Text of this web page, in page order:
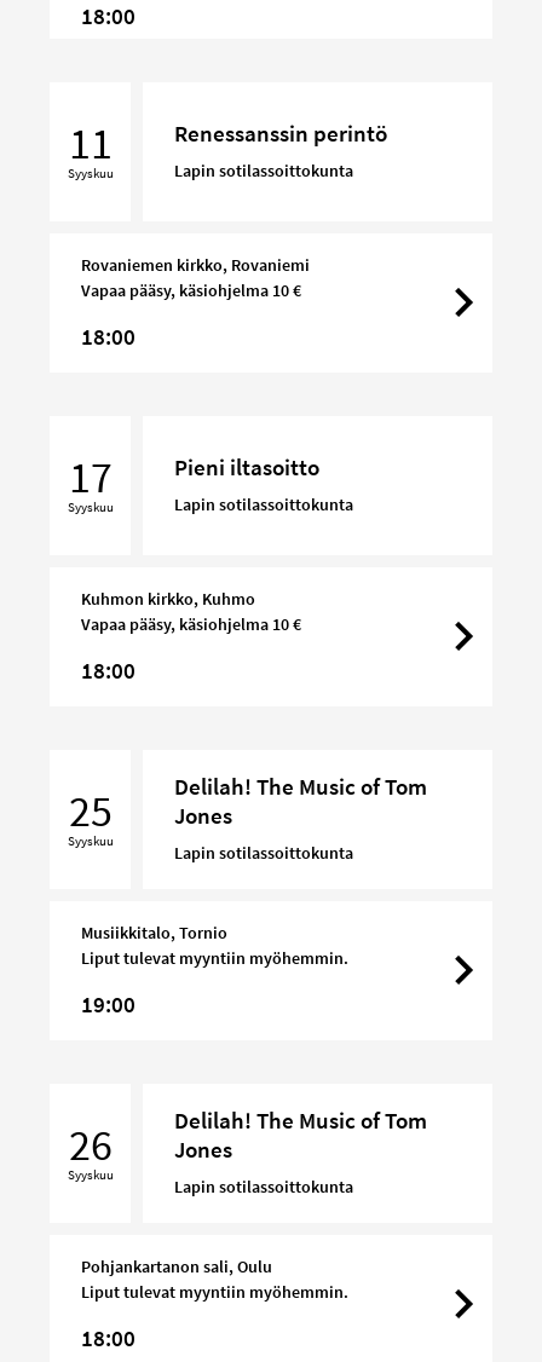
18:00
11
Syyskuu
Renessanssin perintö
Lapin sotilassoittokunta
Rovaniemen kirkko, Rovaniemi
Vapaa pääsy, käsiohjelma 10 €
18:00
17
Syyskuu
Pieni iltasoitto
Lapin sotilassoittokunta
Kuhmon kirkko, Kuhmo
Vapaa pääsy, käsiohjelma 10 €
18:00
Music
25
Syyskuu
Delilah! The Music of Tom
Jones
Lapin sotilassoittokunta
Musiikkitalo, Tornio
Liput tulevat myyntiin myöhemmin.
19:00
Music
26
Syyskuu
Delilah! The Music of Tom
Jones
Lapin sotilassoittokunta
Pohjankartanon sali, Oulu
Liput tulevat myyntiin myöhemmin.
18:00